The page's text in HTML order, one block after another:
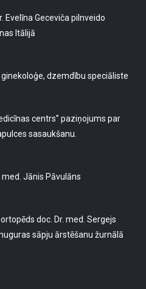
Evelīna Geceviča pilnveido
Itālijā
ginekoloģe, dzemdību speciāliste
centrs” paziņojums par
sasaukšanu.
Jānis Pāvulāns
doc. Dr. med. Sergejs
sāpju ārstēšanu žurnālā